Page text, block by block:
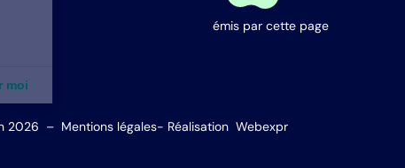
émis par cette page
2026 – Mentions légales- Réalisation Webexpr
et de gérer vos paramètres de confidentialité, en